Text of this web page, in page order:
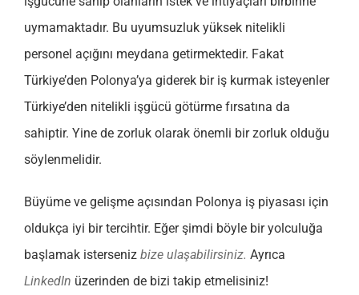
uymamaktadır. Bu uyumsuzluk yüksek nitelikli
personel açığını meydana getirmektedir. Fakat
Türkiye’den Polonya’ya giderek bir iş kurmak isteyenler
Türkiye’den nitelikli işgücü götürme fırsatına da
sahiptir. Yine de zorluk olarak önemli bir zorluk olduğu
söylenmelidir.
Büyüme ve gelişme açısından Polonya iş piyasası için
oldukça iyi bir tercihtir. Eğer şimdi böyle bir yolculuğa
başlamak isterseniz bize ulaşabilirsiniz. Ayrıca
LinkedIn üzerinden de bizi takip etmelisiniz!